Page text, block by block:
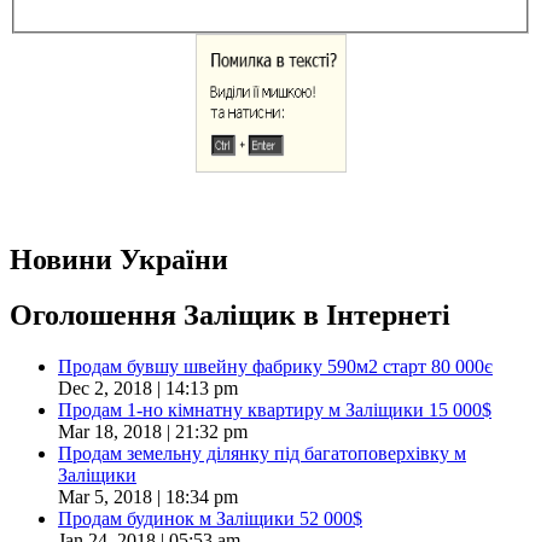
Новини України
Оголошення Заліщик в Інтернеті
Продам бувшу швейну фабрику 590м2 старт 80 000є
Dec 2, 2018 | 14:13 pm
Продам 1-но кімнатну квартиру м Заліщики 15 000$
Mar 18, 2018 | 21:32 pm
Продам земельну ділянку під багатоповерхівку м
Заліщики
Mar 5, 2018 | 18:34 pm
Продам будинок м Заліщики 52 000$